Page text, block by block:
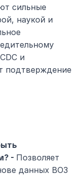
сильные
наукой и
и
подтверждение
- Позволяет
данных ВОЗ